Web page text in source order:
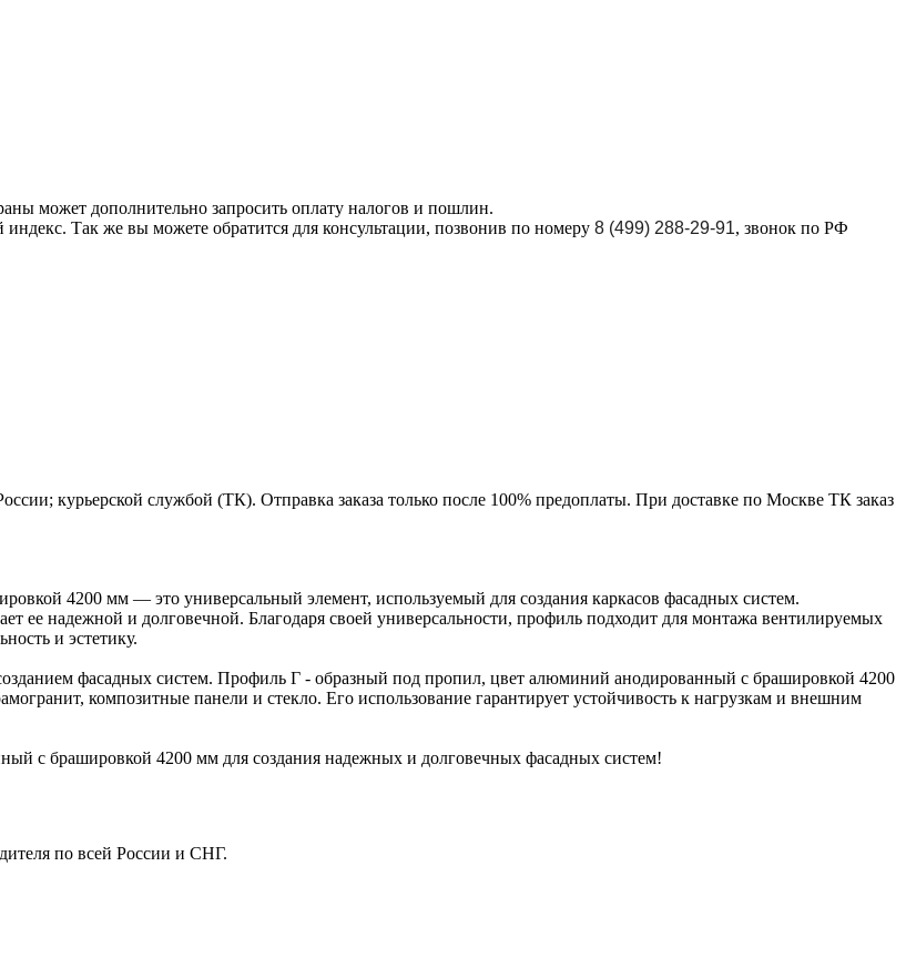
может дополнительно запросить оплату налогов и пошлин.
Так же вы можете обратится для консультации, позвонив по номеру 8 (499) 288-29-91, звонок по РФ
курьерской службой (ТК). Отправка заказа только после 100% предоплаты. При доставке по Москве ТК заказ
4200 мм — это универсальный элемент, используемый для создания каркасов фасадных систем.
ее надежной и долговечной. Благодаря своей универсальности, профиль подходит для монтажа вентилируемых
и эстетику.
фасадных систем. Профиль Г - образный под пропил, цвет алюминий анодированный с брашировкой 4200
композитные панели и стекло. Его использование гарантирует устойчивость к нагрузкам и внешним
с брашировкой 4200 мм для создания надежных и долговечных фасадных систем!
по всей России и СНГ.